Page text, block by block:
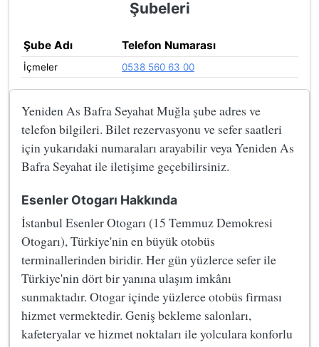
Şubeleri
Şube Adı Telefon Numarası
İçmeler 0538 560 63 00
Yeniden As Bafra Seyahat Muğla şube adres ve
telefon bilgileri. Bilet rezervasyonu ve sefer saatleri
için yukarıdaki numaraları arayabilir veya Yeniden As
Bafra Seyahat ile iletişime geçebilirsiniz.
Esenler Otogarı Hakkında
İstanbul Esenler Otogarı (15 Temmuz Demokresi
Otogarı), Türkiye'nin en büyük otobüs
terminallerinden biridir. Her gün yüzlerce sefer ile
Türkiye'nin dört bir yanına ulaşım imkânı
sunmaktadır. Otogar içinde yüzlerce otobüs firması
hizmet vermektedir. Geniş bekleme salonları,
kafeteryalar ve hizmet noktaları ile yolculara konforlu